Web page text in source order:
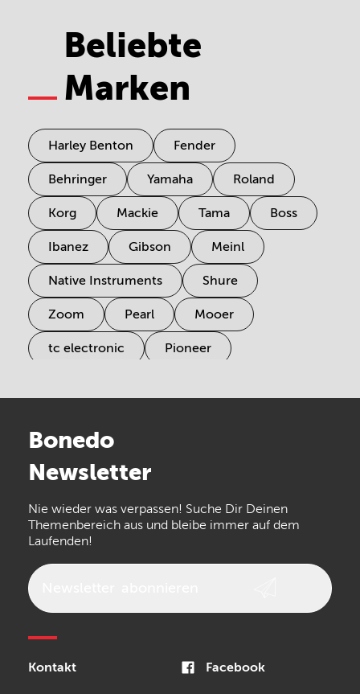
Beliebte
Marken
Harley Benton Fender
Behringer Yamaha Roland
Korg Mackie Tama Boss
Ibanez Gibson Meinl
Native Instruments Shure
Zoom Pearl Mooer
tc electronic Pioneer
Arturia
the t.bone
Walrus Audio Epiphone
Bonedo
Newsletter
Nie wieder was verpassen! Suche Dir Deinen
Themenbereich aus und bleibe immer auf dem
Laufenden!
Kontakt Facebook